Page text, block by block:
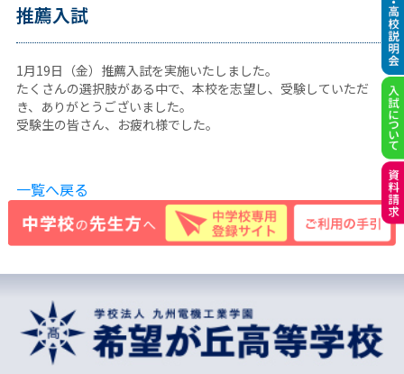
推薦入試
1月19日（金）推薦入試を実施いたしました。
たくさんの選択肢がある中で、本校を志望し、受験していただ
き、ありがとうございました。
受験生の皆さん、お疲れ様でした。
一覧へ戻る